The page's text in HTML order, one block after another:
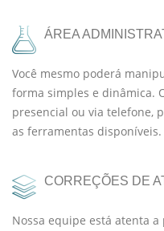
ÁREA
Você mesmo poderá
forma simples e dinâmica.
presencial ou via telefone,
as ferramentas disponíveis.
CORREÇÕES DE
Nossa equipe está atenta